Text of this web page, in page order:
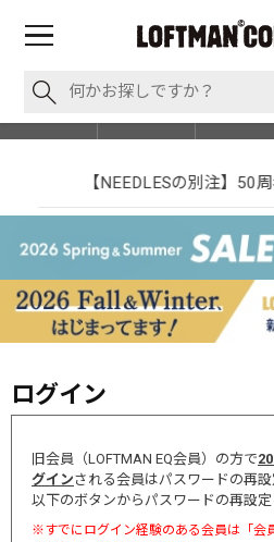
【NEEDLESの別注】50
ログイン
旧会員（LOFTMAN EQ会員）の方で
グインされる会員はパスワードの再設
以下のボタンからパスワードの再設定
※すでにログイン経験のある会員は「会